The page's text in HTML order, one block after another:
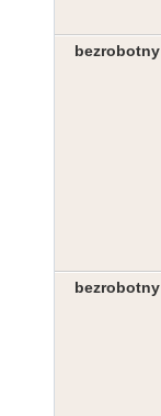
bezrobotny
bezrobotny